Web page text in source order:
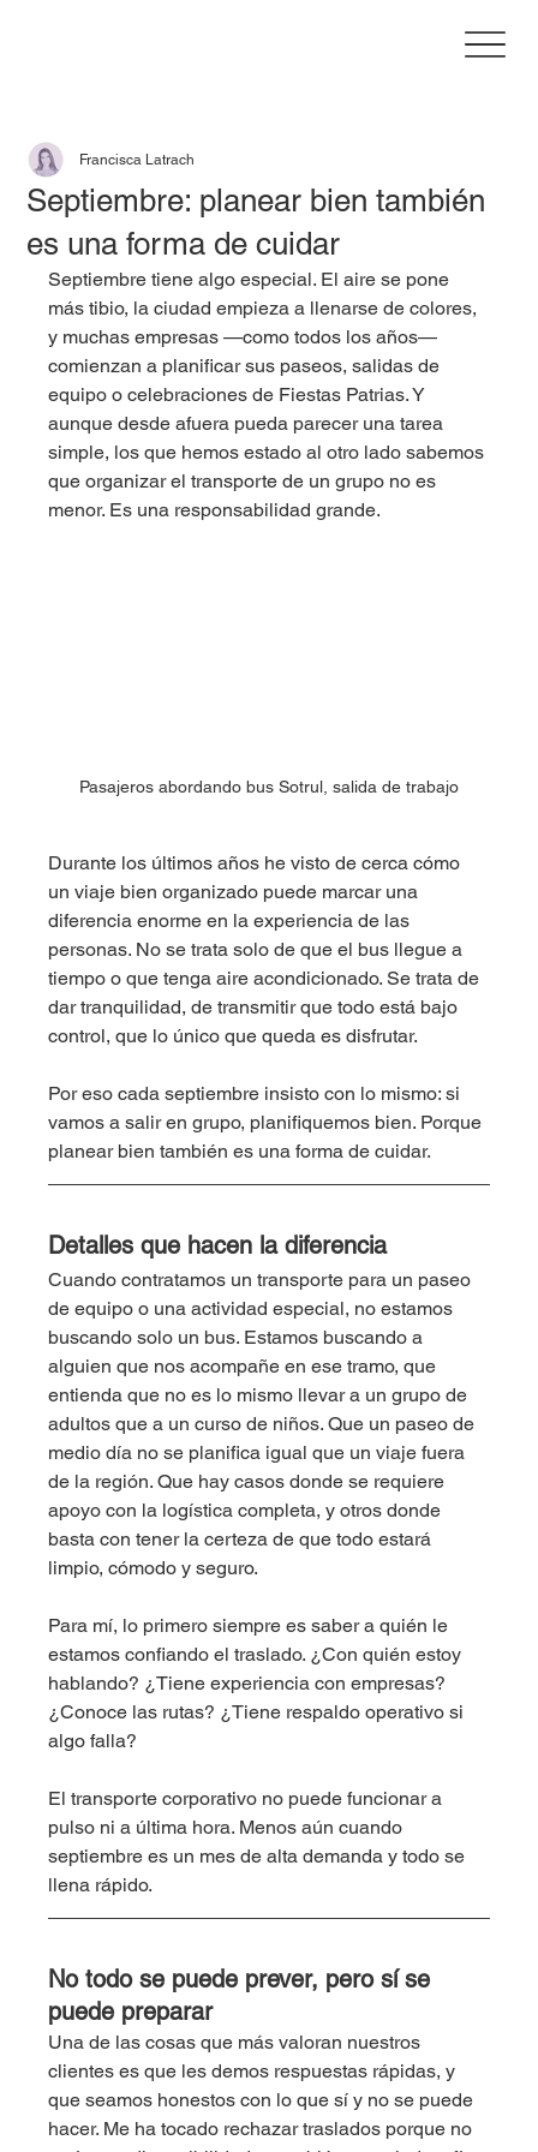
Septiembre: planear bien también
es una forma de cuidar
Francisca Latrach
Septiembre tiene algo especial. El aire se pone
más tibio, la ciudad empieza a llenarse de colores,
y muchas empresas —como todos los años—
comienzan a planificar sus paseos, salidas de
equipo o celebraciones de Fiestas Patrias. Y
aunque desde afuera pueda parecer una tarea
simple, los que hemos estado al otro lado sabemos
que organizar el transporte de un grupo no es
menor. Es una responsabilidad grande.
Pasajeros abordando bus Sotrul, salida de trabajo
Durante los últimos años he visto de cerca cómo
un viaje bien organizado puede marcar una
diferencia enorme en la experiencia de las
personas. No se trata solo de que el bus llegue a
tiempo o que tenga aire acondicionado. Se trata de
dar tranquilidad, de transmitir que todo está bajo
control, que lo único que queda es disfrutar.
Por eso cada septiembre insisto con lo mismo: si
vamos a salir en grupo, planifiquemos bien. Porque
planear bien también es una forma de cuidar.
Detalles que hacen la diferencia
Cuando contratamos un transporte para un paseo
de equipo o una actividad especial, no estamos
buscando solo un bus. Estamos buscando a
alguien que nos acompañe en ese tramo, que
entienda que no es lo mismo llevar a un grupo de
adultos que a un curso de niños. Que un paseo de
medio día no se planifica igual que un viaje fuera
de la región. Que hay casos donde se requiere
apoyo con la logística completa, y otros donde
basta con tener la certeza de que todo estará
limpio, cómodo y seguro.
Para mí, lo primero siempre es saber a quién le
estamos confiando el traslado. ¿Con quién estoy
hablando? ¿Tiene experiencia con empresas?
¿Conoce las rutas? ¿Tiene respaldo operativo si
algo falla?
El transporte corporativo no puede funcionar a
pulso ni a última hora. Menos aún cuando
septiembre es un mes de alta demanda y todo se
llena rápido.
No todo se puede prever, pero sí se
puede preparar
Una de las cosas que más valoran nuestros
clientes es que les demos respuestas rápidas, y
que seamos honestos con lo que sí y no se puede
hacer. Me ha tocado rechazar traslados porque no